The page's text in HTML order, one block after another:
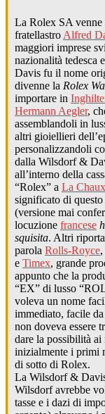
La Rolex SA venne
fratellastro Alfred
maggiori imprese
nazionalità tedesca
Davis fu il nome
divenne la Rolex
importare in
Hermann Aegler,
assemblandoli in
altri gioiellieri
personalizzandoli
dalla Wilsdorf &
all’interno della
“Rolex” a La
significato di
(versione mai
locuzione francese
squisita. Altri
parola Rolls-Royce
e Timex, grande
appunto che la
“EX” di lusso
voleva un nome
immediato, facile
non doveva essere
dare la possibilità
inizialmente i primi
di sotto di Rolex.
La Wilsdorf &
Wilsdorf avrebbe
tasse e i dazi di